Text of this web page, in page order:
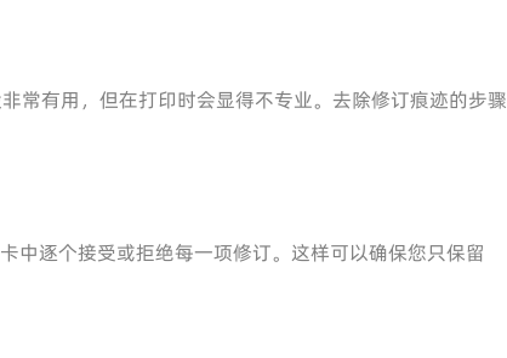
常有用，但在打印时会显得不专业。去除修订痕迹的步骤
逐个接受或拒绝每一项修订。这样可以确保您只保留